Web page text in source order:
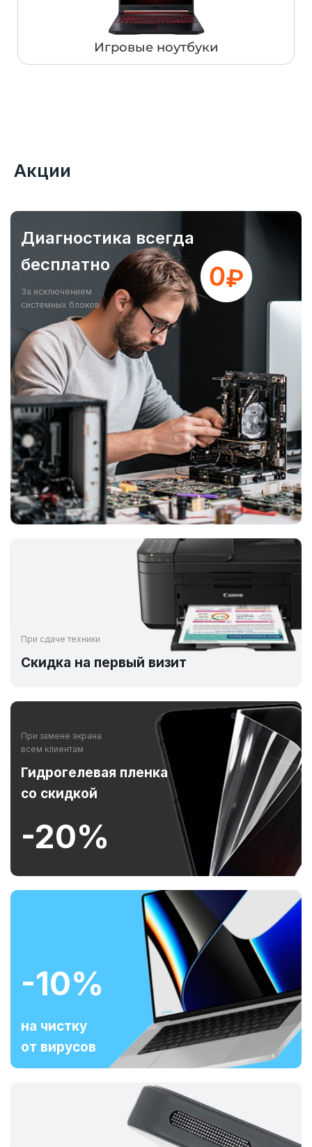
Игровые ноутбуки
Акции
Диагностика всегда
бесплатно
За исключением
системных блоков
При сдаче техники
Скидка на первый визит
При замене экрана
всем клиентам
Гидрогелевая пленка
со скидкой
-20%
-10%
на чистку
от вирусов